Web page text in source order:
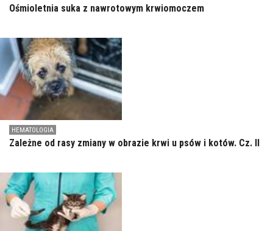
Ośmioletnia suka z nawrotowym krwiomoczem
HEMATOLOGIA
Zależne od rasy zmiany w obrazie krwi u psów i kotów. Cz. II